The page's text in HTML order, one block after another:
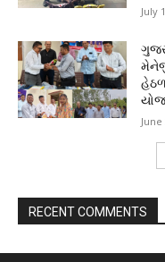
July
હેઠળ
June
RECENT COMMENTS